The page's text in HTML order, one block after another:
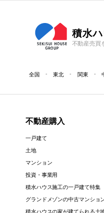
積水
不動産売買
全国 東北 関東
不動産購入
一戸建て
土地
マンション
投資・事業用
積水ハウス施工の一戸建て特集
グランドメゾンの中古マンショ
積水ハウスの家が建てられる土